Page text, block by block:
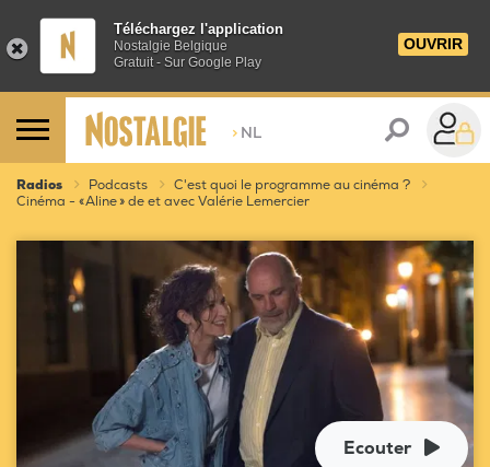
Téléchargez l'application
Nostalgie Belgique
Gratuit - Sur Google Play
OUVRIR
> NL
Radios Podcasts
C'est quoi le programme au cinéma ?
Cinéma - « Aline » de et avec Valérie Lemercier
Ecouter